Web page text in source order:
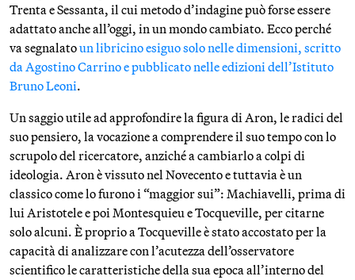
Trenta e Sessanta, il cui metodo d’indagine può forse essere
adattato anche all’oggi, in un mondo cambiato. Ecco perché
va segnalatoun libricino esiguo solo nelle dimensioni, scritto
da Agostino Carrino e pubblicato nelle edizioni dell’Istituto
Bruno Leoni.
Un saggio utile ad approfondire la figura di Aron, le radici del
suo pensiero, la vocazione a comprendere il suo tempo con lo
scrupolo del ricercatore, anziché a cambiarlo a colpi di
ideologia. Aron è vissuto nel Novecento e tuttavia è un
classico come lo furono i “maggior sui”: Machiavelli, prima di
lui Aristotele e poi Montesquieu e Tocqueville, per citarne
solo alcuni. È proprio a Tocqueville è stato accostato per la
capacità di analizzare con l’acutezza dell’osservatore
scientifico le caratteristiche della sua epoca all’interno del